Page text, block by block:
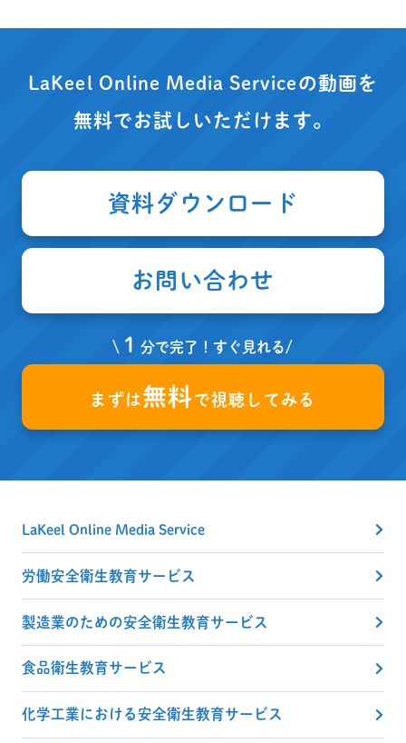
LaKeel Online Media Serviceの動画を
無料でお試しいただけます。
資料ダウンロード
お問い合わせ
\ １分で完了！すぐ見れる/
まずは無料 で視聴してみる
LaKeel Online Media Service
労働安全衛生教育サービス
製造業のための安全衛生教育サービス
食品衛生教育サービス
化学工業における安全衛生教育サービス